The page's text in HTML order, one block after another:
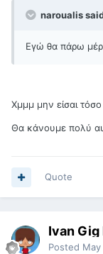
naroualis
Εγώ θα πάρω
Χμμμ μην είσαι
Θα κάνουμε πολύ
Quote
Ivan Gig
Posted May